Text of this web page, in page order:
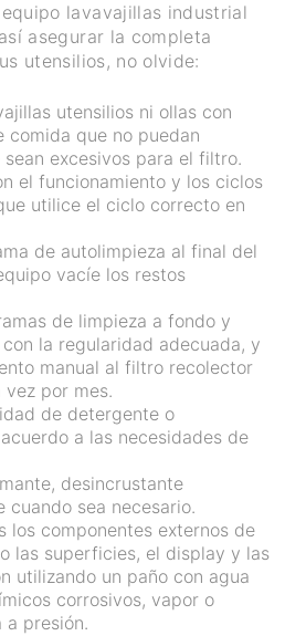
lavavajillas industrial
asegurar la completa
utensilios, no olvide:
utensilios ni ollas con
comida que no puedan
excesivos para el filtro.
el funcionamiento y los ciclos
utilice el ciclo correcto en
de autolimpieza al final del
vacíe los restos
de limpieza a fondo y
la regularidad adecuada, y
manual al filtro recolector
por mes.
de detergente o
a las necesidades de
desincrustante
cuando sea necesario.
los componentes externos de
las superficies, el display y las
utilizando un paño con agua
corrosivos, vapor o
a presión.